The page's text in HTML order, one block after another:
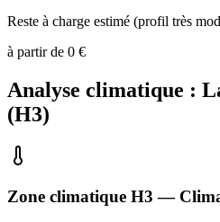
Reste à charge estimé (profil très
à partir de 0 €
Analyse climatique :
(H3)
Zone climatique H3 —